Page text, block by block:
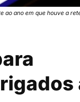
ao ano em que houve a